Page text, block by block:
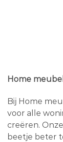
Home
Bij Home
voor alle
creëren.
beetje beter